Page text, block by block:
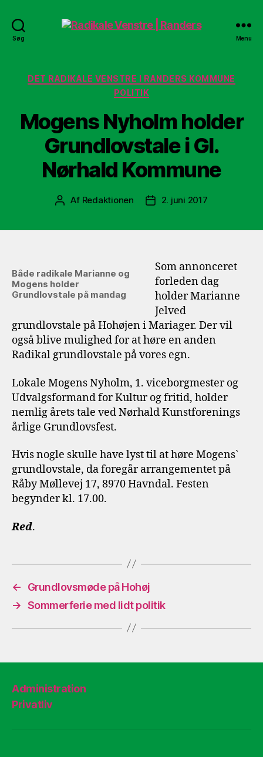
Søg
Randers
Menu
Kategorier
DET RADIKALE VENSTRE I RANDERS KOMMUNE
POLITIK
Mogens Nyholm holder
Grundlovstale i Gl.
Nørhald Kommune
Indlægsforfatter
Af Redaktionen Indlægsdato
2. juni 2017
Både radikale Marianne og
Mogens holder
Grundlovstale på mandag
Som annonceret
forleden dag
holder Marianne
Jelved
grundlovstale på Hohøjen i Mariager. Der vil
også blive mulighed for at høre en anden
Radikal grundlovstale på vores egn.
Lokale Mogens Nyholm, 1. viceborgmester og
Udvalgsformand for Kultur og fritid, holder
nemlig årets tale ved Nørhald Kunstforenings
årlige Grundlovsfest.
Hvis nogle skulle have lyst til at høre Mogens`
grundlovstale, da foregår arrangementet på
Råby Møllevej 17, 8970 Havndal. Festen
begynder kl. 17.00.
Red.
←
Grundlovsmøde på Hohøj
→ Sommerferie med lidt politik
Administration
Privatliv